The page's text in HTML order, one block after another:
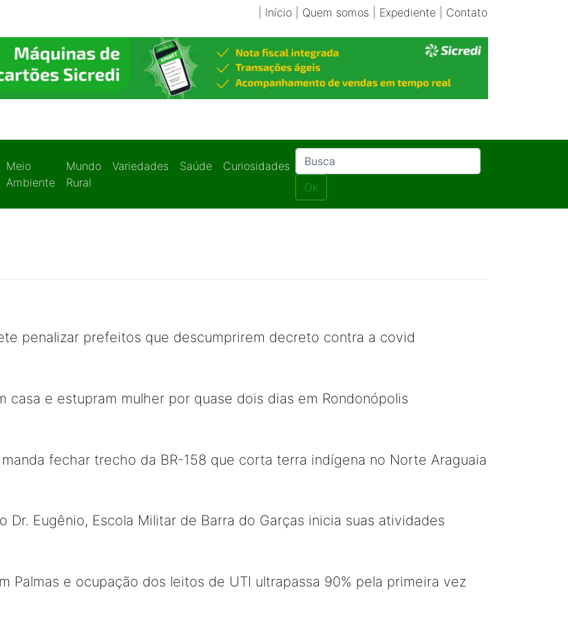
Início| Quem somos Expediente| Contato
Meio
Ambiente
Mundo
Rural
Variedades Saúde
Curiosidades
Ok
penalizar prefeitos que descumprirem decreto contra a covid
casa e estupram mulher por quase dois dias em Rondonópolis
manda fechar trecho da BR-158 que corta terra indígena no Norte Araguaia
Dr. Eugênio, Escola Militar de Barra do Garças inicia suas atividades
Palmas e ocupação dos leitos de UTI ultrapassa 90% pela primeira vez